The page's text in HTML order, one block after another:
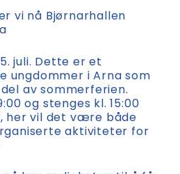
vi nå Bjørnarhallen
juli. Dette er et
ungdommer i Arna som
av sommerferien.
og stenges kl. 15:00
her vil det være både
aktiviteter for